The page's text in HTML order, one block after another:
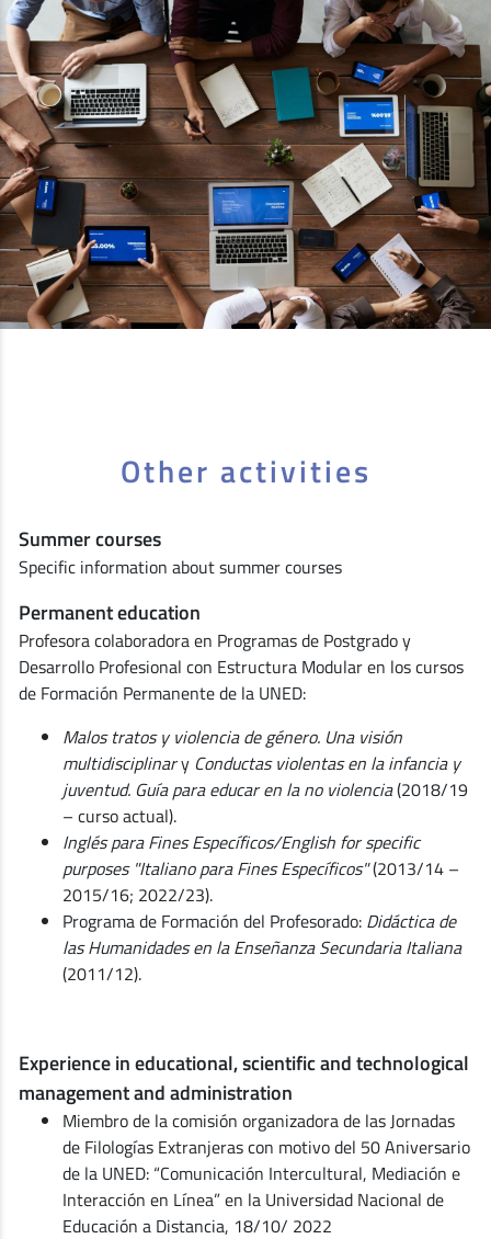
Other activities
Summer courses
Specific information about summer courses
Permanent education
Profesora colaboradora en Programas de Postgrado y
Desarrollo Profesional con Estructura Modular en los cursos
de Formación Permanente de la UNED:
Malos tratos y violencia de género. Una visión
multidisciplinary Conductas violentas en la infancia y
juventud. Guía para educar en la no violencia(2018/19
– curso actual).
Inglés para Fines Específicos/English for specific
purposes "Italiano para Fines Específicos"(2013/14 –
2015/16; 2022/23).
Programa de Formación del Profesorado: Didáctica de
las Humanidades en la Enseñanza Secundaria Italiana
(2011/12).
Experience in educational, scientific and technological
management and administration
Miembro de la comisión organizadora de las Jornadas
de Filologías Extranjeras con motivo del 50 Aniversario
de la UNED: “Comunicación Intercultural, Mediación e
Interacción en Línea” en la Universidad Nacional de
Educación a Distancia, 18/10/ 2022